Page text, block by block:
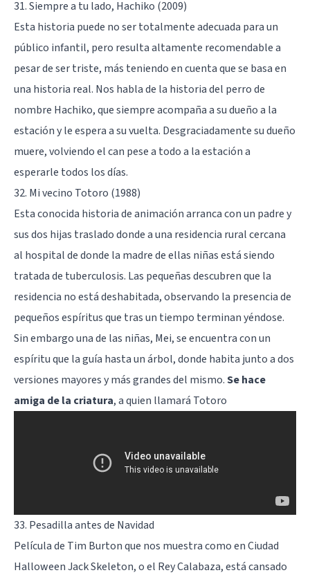
31. Siempre a tu lado, Hachiko (2009)
Esta historia puede no ser totalmente adecuada para un
público infantil, pero resulta altamente recomendable a
pesar de ser triste, más teniendo en cuenta que se basa en
una historia real. Nos habla de la historia del perro de
nombre Hachiko, que siempre acompaña a su dueño a la
estación y le espera a su vuelta. Desgraciadamente su dueño
muere, volviendo el can pese a todo a la estación a
esperarle todos los días.
32. Mi vecino Totoro (1988)
Esta conocida historia de animación arranca con un padre y
sus dos hijas traslado donde a una residencia rural cercana
al hospital de donde la madre de ellas niñas está siendo
tratada de tuberculosis. Las pequeñas descubren que la
residencia no está deshabitada, observando la presencia de
pequeños espíritus que tras un tiempo terminan yéndose.
Sin embargo una de las niñas, Mei, se encuentra con un
espíritu que la guía hasta un árbol, donde habita junto a dos
versiones mayores y más grandes del mismo.Se hace
amiga de la criatura, a quien llamará Totoro
33. Pesadilla antes de Navidad
Película de Tim Burton que nos muestra como en Ciudad
Halloween Jack Skeleton, o el Rey Calabaza, está cansado